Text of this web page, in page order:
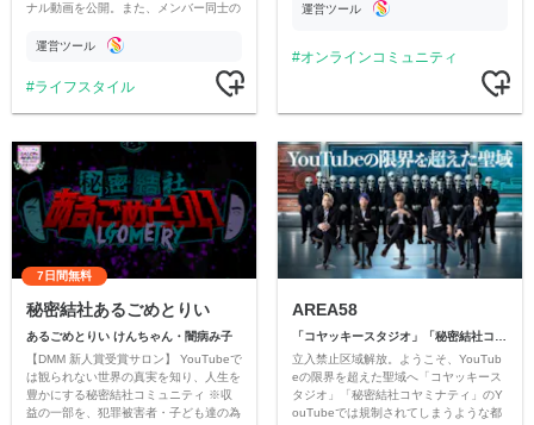
ナル動画を公開。また、メンバー同士の
ただいています。
運営ツール
ライフスタイル
運営ツール
オンラインコミュニティ
7日間無料
秘密結社あるごめとりい
あるごめとりい けんちゃん・闇病み子
【DMM 新人賞受賞サロン】 YouTubeで
は観られない世界の真実を知り、人生を
豊かにする秘密結社コミュニティ ※収
益の一部を、犯罪被害者・子ども達の為
AREA58
立入禁止区域解放。ようこそ、YouTub
eの限界を超えた聖域へ「コヤッキース
タジオ」「秘密結社コヤミナティ」のY
ouTubeでは規制されてしまうような都